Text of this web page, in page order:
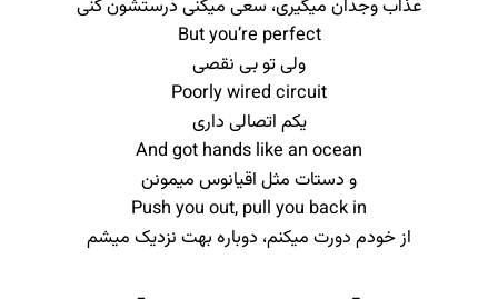
عذاب وجدان میگیری، سعی میکنی درستشون کنی
But you’re perfect
ولی تو بی نقصی
Poorly wired circuit
یکم اتصالی داری
And got hands like an ocean
و دستات مثل اقیانوس میمونن
Push you out, pull you back in
از خودم دورت میکنم، دوباره بهت نزدیک میشم